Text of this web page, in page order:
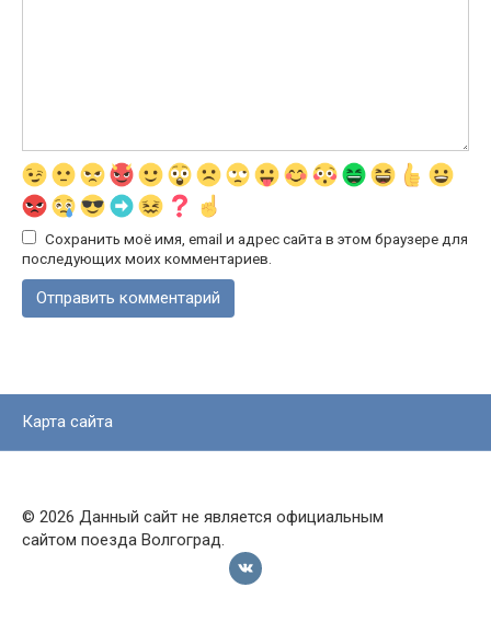
Сохранить моё имя, email и адрес сайта в этом браузере для
последующих моих комментариев.
Карта сайта
© 2026 Данный сайт не является официальным
сайтом поезда Волгоград.